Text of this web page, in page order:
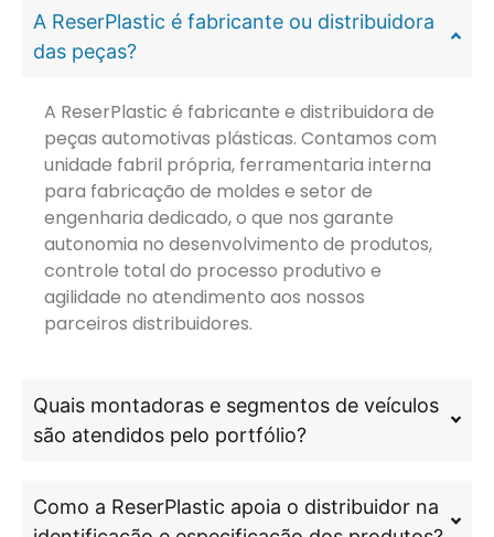
A ReserPlastic é fabricante ou distribuidora
das peças?
A ReserPlastic é fabricante e distribuidora de
peças automotivas plásticas. Contamos com
unidade fabril própria, ferramentaria interna
para fabricação de moldes e setor de
engenharia dedicado, o que nos garante
autonomia no desenvolvimento de produtos,
controle total do processo produtivo e
agilidade no atendimento aos nossos
parceiros distribuidores.
Quais montadoras e segmentos de veículos
são atendidos pelo portfólio?
Como a ReserPlastic apoia o distribuidor na